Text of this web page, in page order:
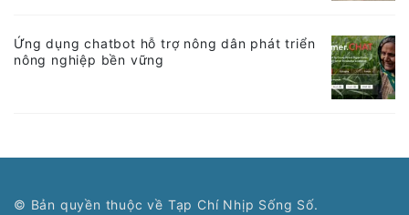
Ứng dụng chatbot hỗ trợ nông dân phát triển
nông nghiệp bền vững
© Bản quyền thuộc về Tạp Chí Nhịp Sống Số.